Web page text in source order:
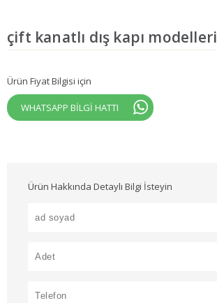
çift kanatlı dış kapı modelleri
Ürün Fiyat Bilgisi için
WHATSAPP BİLGİ HATTI
Ürün Hakkında Detaylı Bilgi İsteyin